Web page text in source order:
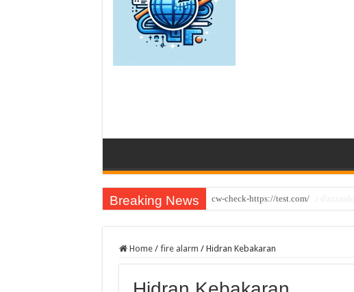
Breaking News Evoluzione storica del gioco
Home / fire alarm / Hidran Kebakaran